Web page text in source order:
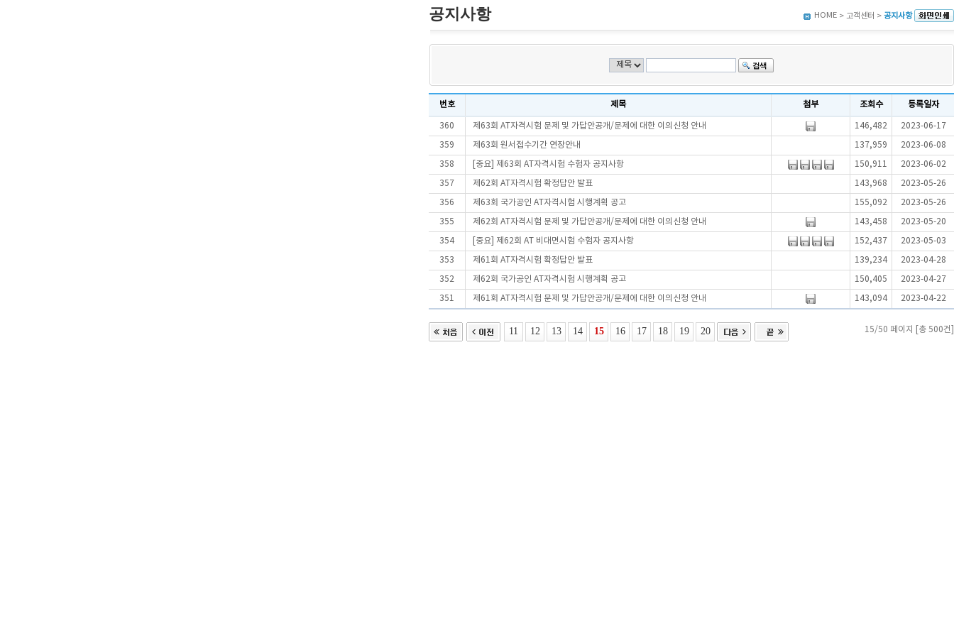
공지사항 HOME > 고객센터 > 공지사항
번호 제목 첨부 조회수 등록일자
360 제63회 AT자격시험 문제 및 가답안공개/문제에 대한 이의신청 안내 146,482 2023-06-17
359 제63회 원서접수기간 연장안내 137,959 2023-06-08
358 [중요] 제63회 AT자격시험 수험자 공지사항 150,911 2023-06-02
357 제62회 AT자격시험 확정답안 발표 143,968 2023-05-26
356 제63회 국가공인 AT자격시험 시행계획 공고 155,092 2023-05-26
355 제62회 AT자격시험 문제 및 가답안공개/문제에 대한 이의신청 안내 143,458 2023-05-20
354 [중요] 제62회 AT 비대면시험 수험자 공지사항 152,437 2023-05-03
353 제61회 AT자격시험 확정답안 발표 139,234 2023-04-28
352 제62회 국가공인 AT자격시험 시행계획 공고 150,405 2023-04-27
351 제61회 AT자격시험 문제 및 가답안공개/문제에 대한 이의신청 안내 143,094 2023-04-22
11 12 13 14 15 16 17 18 19 20 15/50 페이지 [총 500건]